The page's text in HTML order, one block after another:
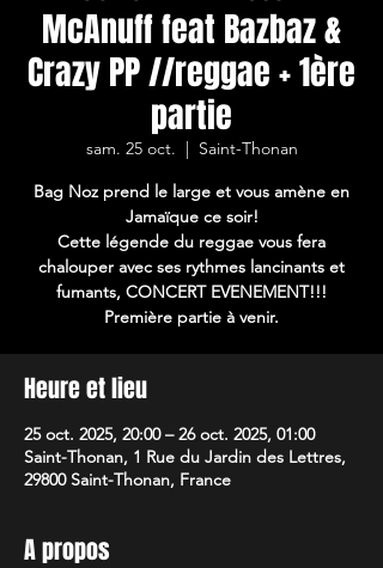
McAnuff feat Bazbaz &
Crazy PP //reggae + 1ère
partie
sam. 25 oct.
  |
Saint-Thonan
Bag Noz prend le large et vous amène en
Jamaïque ce soir!
Cette légende du reggae vous fera
chalouper avec ses rythmes lancinants et
fumants, CONCERT EVENEMENT!!!
Heure et lieu
25 oct. 2025, 20:00 – 26 oct. 2025, 01:00
Saint-Thonan, 1 Rue du Jardin des Lettres,
29800 Saint-Thonan, France
A propos